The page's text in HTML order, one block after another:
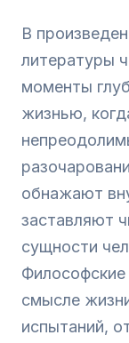
В
литературы
моменты
жизнью,
обнажают
заставляют
сущности
смысле
испытаний,